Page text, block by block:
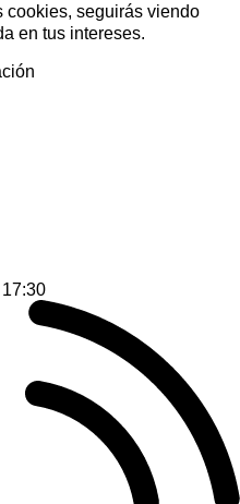
cookies, seguirás viendo
en tus intereses.